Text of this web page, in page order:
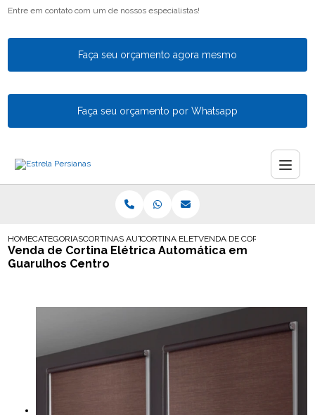
Entre em contato com um de nossos especialistas!
Faça seu orçamento agora mesmo
Faça seu orçamento por Whatsapp
HOMECATEGORIASCORTINAS AUTOMATICASCORTINA ELETRICA AUTOMATICA EM
VENDA DE CORTINA
Venda de Cortina Elétrica Automática em
Guarulhos Centro